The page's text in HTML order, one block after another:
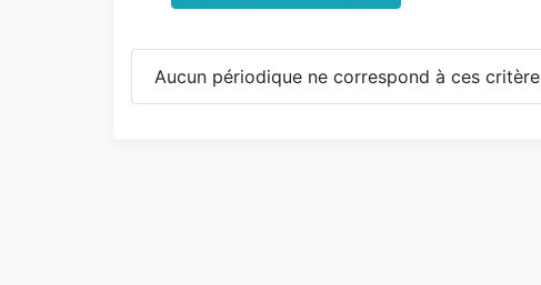
Aucun périodique ne correspond à ces